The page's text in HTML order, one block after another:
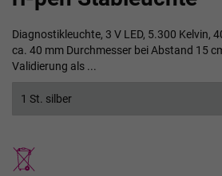
Diagnostikleuchte, 3 V LED, 5.300 Kelvin,
ca. 40 mm Durchmesser bei Abstand 15
Validierung als ...
1 St. silber
der
springen